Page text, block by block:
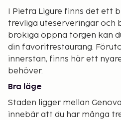
I Pietra Ligure finns det ett
trevliga uteserveringar och
brokiga öppna torgen kan
din favoritrestaurang.
innerstan, finns här ett
behöver.
Bra läge
Staden ligger mellan Genova och Imperia, vilket
innebär att du har många